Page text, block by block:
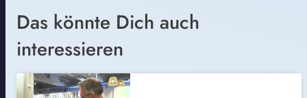
Das könnte Dich auch
interessieren